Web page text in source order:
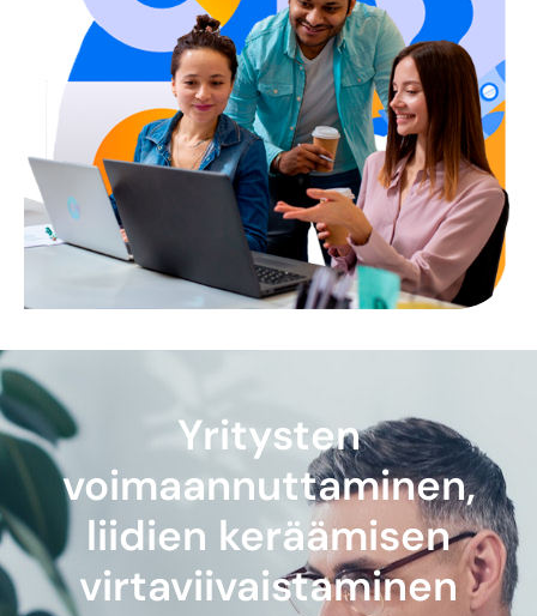
Yritysten
voimaannuttaminen,
liidien keräämisen
virtaviivaistaminen